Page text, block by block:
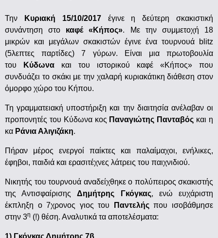
Την Κυριακή 15/10/2017έγινε η δεύτερη σκακιστική
συνάντηση στο καφέ «Κήπος». Με την συμμετοχή 18
μικρών και μεγάλων σκακιστών έγινε ένα τουρνουά blitz
(5λεπτες παρτίδες) 7 γύρων. Είναι μια πρωτοβουλία
του
Κύδωνα και του ιστορικού καφέ «Κήπος» που
συνδυάζει το σκάκι με την χαλαρή κυριακάτικη διάθεση στον
όμορφο χώρο του Κήπου.
Τη γραμματειακή υποστήριξη και την διαιτησία ανέλαβαν οι
προπονητές του Κύδωνα κος Παναγιώτης Πανταβός και η
κα Ράνια Αλιγιζάκη.
Πήραν μέρος ενεργοί παίκτες και παλαίμαχοι, ενήλικες,
έφηβοι, παιδιά και ερασιτέχνες λάτρεις του παιχνιδιού.
Νικητής του τουρνουά αναδείχθηκε ο πολύπειρος σκακιστής
της ΑντισφαίρισηςΔημήτρης Γκόγκας, ενώ ευχάριστη
έκπληξη ο 7χρονος γιος του
Παντελήςπου ισοβάθμησε
στην 3η (!) θέση. Αναλυτικά τα αποτελέσματα:
1) Γκόγκας Δημήτρης 7β